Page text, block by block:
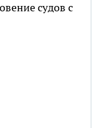
судов с